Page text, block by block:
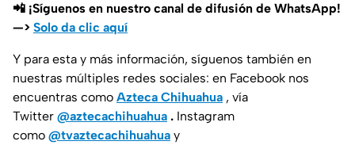
📲 ¡Síguenos en nuestro canal de difusión de WhatsApp!
—> Solo da clic aquí
Y para esta y más información, síguenos también en
nuestras múltiples redes sociales: en Facebook nos
encuentras como Azteca Chihuahua , vía
Twitter @aztecachihuahua . Instagram
como @tvaztecachihuahua y